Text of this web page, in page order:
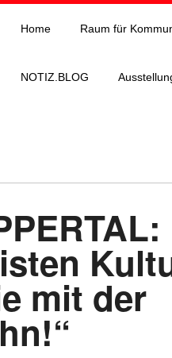
Home Raum für
NOTIZ.BLOG
mit der